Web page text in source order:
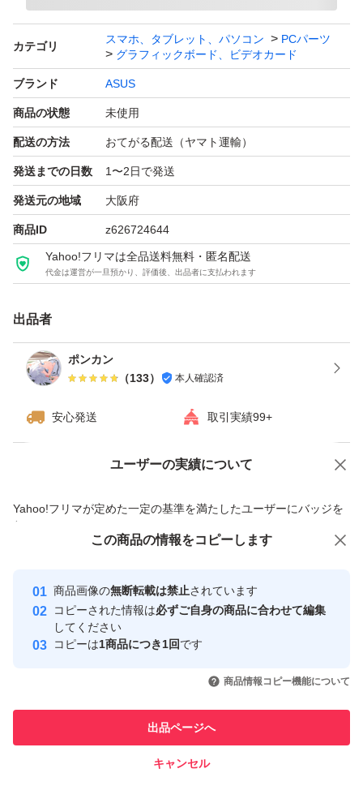
カテゴリ
スマホ、タブレット、パソコン
PCパーツ
グラフィックボード、ビデオカード
ブランド ASUS
商品の状態 未使用
配送の方法 おてがる配送（ヤマト運輸）
発送までの日数 1〜2日で発送
発送元の地域 大阪府
商品ID z626724644
Yahoo!フリマは全品送料無料・匿名配送
代金は運営が一旦預かり、評価後、出品者に支払われます
出品者
ポンカン
（133） 本人確認済
安心発送 取引実績99+
ユーザーの実績について
Yahoo!フリマが定めた一定の基準を満たしたユーザーにバッジを
付与しています
安心取引出品者
心・安全なユーザーです
取引実績
引を完了させた実績があります
での取引実績があります
価格の相談 商品への質問
この商品の情報をコピーします
商品画像の無断転載は禁止されています
コピーされた情報は必ずご自身の商品に合わせて編集
してください
コピーは1商品につき1回です
商品情報コピー機能について
出品ページへ
キャンセル
この商品をみている人にオススメ